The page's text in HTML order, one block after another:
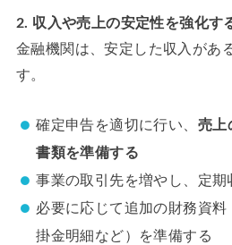
2. 収入や売上の安定性を強化す
金融機関は、安定した収入があ
す。
確定申告を適切に行い、 売上
書類を準備する
事業の取引先を増やし、定期
必要に応じて追加の財務資
掛金明細など）を準備する